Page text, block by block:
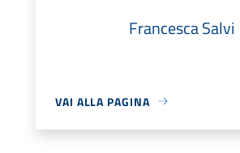
Francesca Salvi
VAI ALLA PAGINA